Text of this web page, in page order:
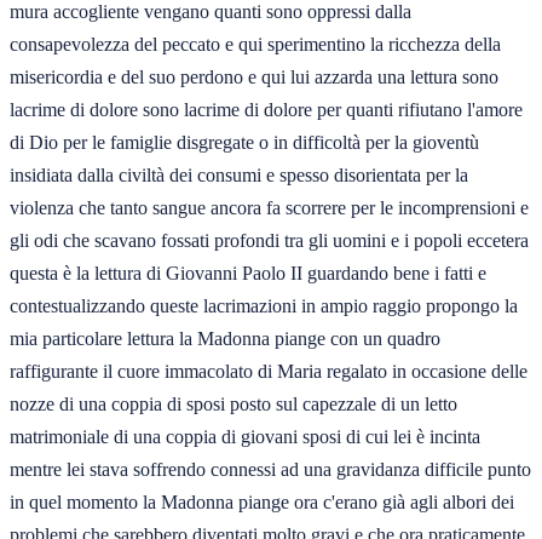
mura accogliente vengano quanti sono oppressi dalla
consapevolezza del peccato e qui sperimentino la ricchezza della
misericordia e del suo perdono e qui lui azzarda una lettura sono
lacrime di dolore sono lacrime di dolore per quanti rifiutano l'amore
di Dio per le famiglie disgregate o in difficoltà per la gioventù
insidiata dalla civiltà dei consumi e spesso disorientata per la
violenza che tanto sangue ancora fa scorrere per le incomprensioni e
gli odi che scavano fossati profondi tra gli uomini e i popoli eccetera
questa è la lettura di Giovanni Paolo II guardando bene i fatti e
contestualizzando queste lacrimazioni in ampio raggio propongo la
mia particolare lettura la Madonna piange con un quadro
raffigurante il cuore immacolato di Maria regalato in occasione delle
nozze di una coppia di sposi posto sul capezzale di un letto
matrimoniale di una coppia di giovani sposi di cui lei è incinta
mentre lei stava soffrendo connessi ad una gravidanza difficile punto
in quel momento la Madonna piange ora c'erano già agli albori dei